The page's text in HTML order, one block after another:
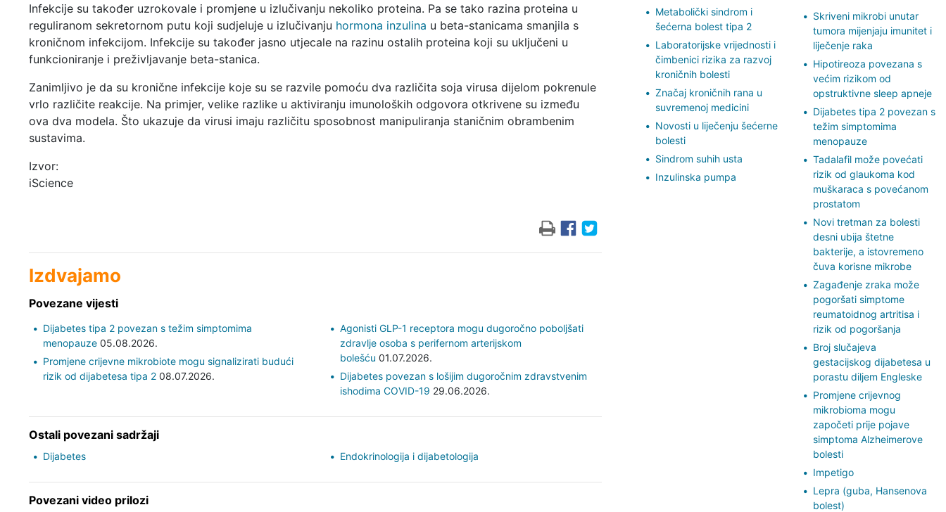
Infekcije su također uzrokovale i promjene u izlučivanju nekoliko proteina. Pa se tako razina proteina u
reguliranom sekretornom putu koji sudjeluje u izlučivanju hormona inzulina u beta-stanicama smanjila s
kroničnom infekcijom. Infekcije su također jasno utjecale na razinu ostalih proteina koji su uključeni u
funkcioniranje i preživljavanje beta-stanica.
Zanimljivo je da su kronične infekcije koje su se razvile pomoću dva različita soja virusa dijelom pokrenule
vrlo različite reakcije. Na primjer, velike razlike u aktiviranju imunoloških odgovora otkrivene su između
ova dva modela. Što ukazuje da virusi imaju različitu sposobnost manipuliranja staničnim obrambenim
sustavima.
Izvor:
iScience
Izdvajamo
Povezane vijesti
Dijabetes tipa 2 povezan s težim simptomima
menopauze05.08.2026.
Promjene crijevne mikrobiote mogu signalizirati budući
rizik od dijabetesa tipa 208.07.2026.
Agonisti GLP-1 receptora mogu dugoročno poboljšati
zdravlje osoba s perifernom arterijskom
bolešću 01.07.2026.
Dijabetes povezan s lošijim dugoročnim zdravstvenim
ishodima COVID-19 29.06.2026.
Ostali povezani sadržaji
Dijabetes Endokrinologija i dijabetologija
Povezani video prilozi
Metabolički sindrom i
šećerna bolest tipa 2
Laboratorijske vrijednosti i
čimbenici rizika za razvoj
kroničnih bolesti
Značaj kroničnih rana u
suvremenoj medicini
Novosti u liječenju šećerne
bolesti
Sindrom suhih usta
Inzulinska pumpa
Skriveni mikrobi unutar
tumora mijenjaju imunitet i
liječenje raka
Hipotireoza povezana s
većim rizikom od
opstruktivne sleep apneje
Dijabetes tipa 2 povezan s
težim simptomima
menopauze
Tadalafil može povećati
rizik od glaukoma kod
muškaraca s povećanom
prostatom
Novi tretman za bolesti
desni ubija štetne
bakterije, a istovremeno
čuva korisne mikrobe
Zagađenje zraka može
pogoršati simptome
reumatoidnog artritisa i
rizik od pogoršanja
Broj slučajeva
gestacijskog dijabetesa u
porastu diljem Engleske
Promjene crijevnog
mikrobioma mogu
započeti prije pojave
simptoma Alzheimerove
bolesti
Impetigo
Lepra (guba, Hansenova
bolest)